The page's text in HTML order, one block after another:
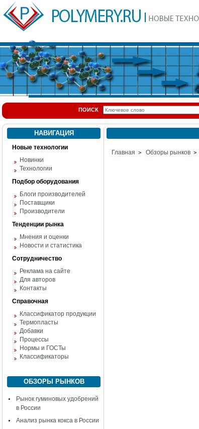
ПОИСК
НАВИГАЦИЯ
Новые технологии
Новинки
Технологии
Подбор оборудования
Блоги производителей
Поставщики
Производители
Тенденции рынка
Мнения и оценки
Новости и статистика
Сотрудничество
Реклама на сайте
Для авторов
Контакты
Справочная
Классификатор продукции
Термопласты
Добавки
Процессы
Нормы и ГОСТы
Классификаторы
ОБЗОРЫ РЫНКОВ
Рынок гуминовых удобрений
в России
Анализ рынка кокса в России
Главная > Обзоры рынков >